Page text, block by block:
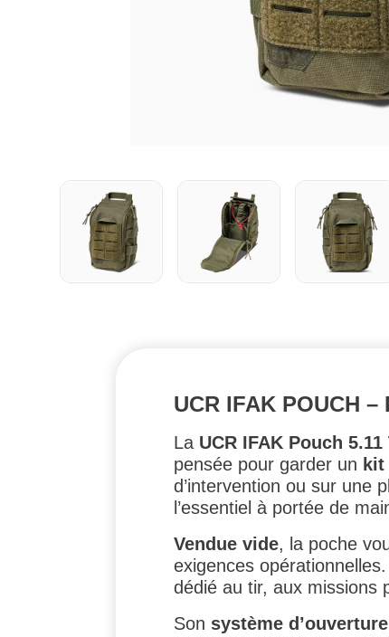
UCR IFAK POUCH –
La UCR IFAK Pouch
pensée pour garder un
d’intervention ou sur une
l’essentiel à portée de
Vendue vide, la poche
exigences
dédié au tir, aux missions
Son système